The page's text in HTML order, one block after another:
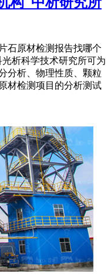
石原材检测报告找哪个
析科学技术研究所可为
分析、物理性质、颗粒
材检测项目的分析测试